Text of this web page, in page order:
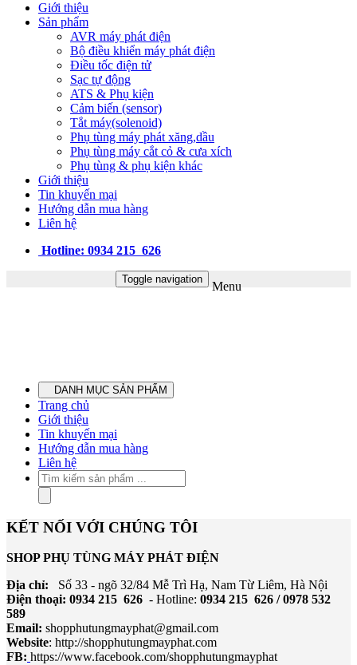
Giới thiệu
Sản phẩm
AVR máy phát điện
Bộ điều khiển máy phát điện
Điều tốc điện tử
Sạc tự động
ATS & Phụ kiện
Cảm biến (sensor)
Tắt máy(solenoid)
Phụ tùng máy phát xăng,dầu
Phụ tùng máy cắt cỏ & cưa xích
Phụ tùng & phụ kiện khác
Giới thiệu
Tin khuyến mại
Hướng dẫn mua hàng
Liên hệ
Hotline: 0934 215 626
Toggle navigation
Menu
DANH MỤC SẢN PHẨM
Trang chủ
Giới thiệu
Tin khuyến mại
Hướng dẫn mua hàng
Liên hệ
KẾT NỐI VỚI CHÚNG TÔI
SHOP PHỤ TÙNG MÁY PHÁT ĐIỆN
Địa chỉ: Số 33 - ngõ 32/84 Mễ Trì Hạ, Nam Từ Liêm, Hà Nội
Điện thoại: 0934 215 626 - Hotline: 0934 215 626 / 0978 532
589
Email: shopphutungmayphat@gmail.com
Website: http://shopphutungmayphat.com
FB: https://www.facebook.com/shopphutungmayphat